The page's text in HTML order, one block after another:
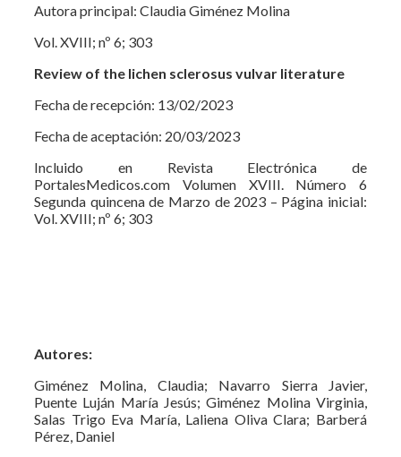
Autora principal: Claudia Giménez Molina
Vol. XVIII; nº 6; 303
Review of the lichen sclerosus vulvar literature
Fecha de recepción: 13/02/2023
Fecha de aceptación: 20/03/2023
Incluido en Revista Electrónica de
PortalesMedicos.com Volumen XVIII. Número 6
Segunda quincena de Marzo de 2023 – Página inicial:
Vol. XVIII; nº 6; 303
Autores:
Giménez Molina, Claudia; Navarro Sierra Javier,
Puente Luján María Jesús; Giménez Molina Virginia,
Salas Trigo Eva María, Laliena Oliva Clara; Barberá
Pérez, Daniel